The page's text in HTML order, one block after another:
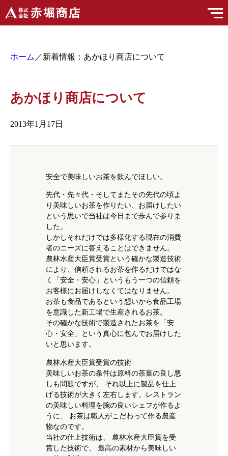
ホーム ／新着情報：あかほり商店について
あかほり商店について
2013年1月17日
安全で美味しいお茶を飲んでほしい。
先代・先々代・そしてまたその先代の頃よ
り美味しいお茶を作りたい、お届けしたい
という思いで当社は今日まで歩んで参りま
した。
しかしそれだけでは多様化する現在の消費
者のニーズに答えることはできません。
農林水産大臣賞受賞という確かな製造技術
により、信頼されるお茶を作るだけではな
く「安全・安心」というもう一つの信頼を
お客様にお届けしなくてはなりません。
お茶も食品であるという想いから食品工場
を意識した新工場で生産されるお茶。
その確かな技術で製造されたお茶を「安
心・安全」という真心に包んでお届けした
いと思います。
農林水産大臣賞受賞の技術
美味しいお茶の条件は原料の茶葉の良し悪
しも問題ですが、 それ以上に製品を仕上
げる技術が大きく左右します。レストラン
の美味しい料理を腕の良いシェフが作るよ
うに、 お茶は職人がこだわって作る農産
物なのです。
当社の仕上技術は、 農林水産大臣賞を受
賞した技術で、 最高の素材から美味しい